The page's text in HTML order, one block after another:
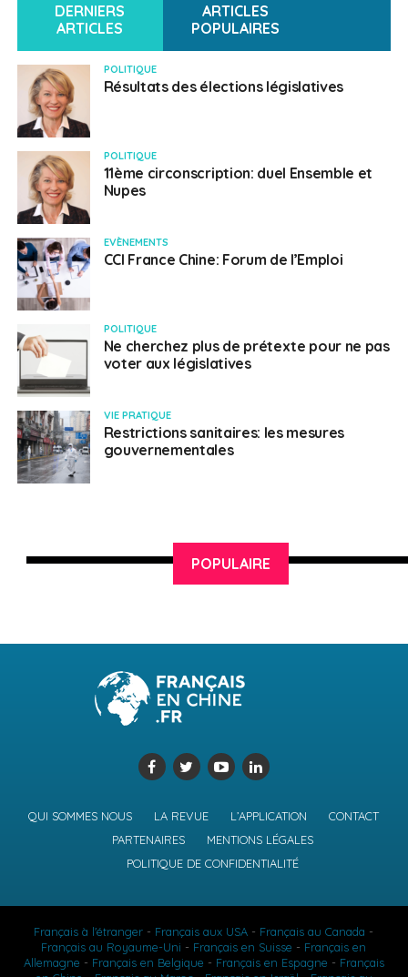
DERNIERS
ARTICLES
ARTICLES
POPULAIRES
POLITIQUE
Résultats des élections législatives
POLITIQUE
11ème circonscription: duel Ensemble et
Nupes
EVÈNEMENTS
CCI France Chine: Forum de l’Emploi
POLITIQUE
Ne cherchez plus de prétexte pour ne pas
voter aux législatives
VIE PRATIQUE
Restrictions sanitaires: les mesures
gouvernementales
POPULAIRE
QUI SOMMES NOUS LA REVUE L’APPLICATION
CONTACT
PARTENAIRES
MENTIONS LÉGALES
POLITIQUE DE CONFIDENTIALITÉ
Français à l'étranger - Français aux USA - Français au Canada -
Français au Royaume-Uni - Français en Suisse - Français en
Allemagne - Français en Belgique - Français en Espagne - Français